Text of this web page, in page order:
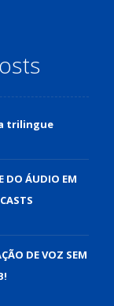
trilingue
DO ÁUDIO EM
DE VOZ SEM